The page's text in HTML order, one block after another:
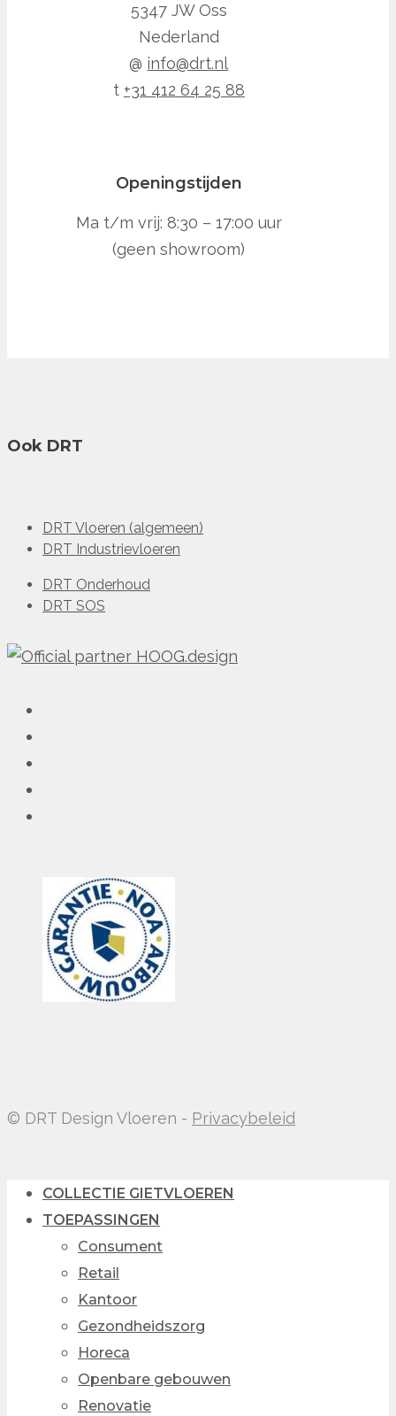
5347 JW Oss
Nederland
@ info@drt.nl
t +31 412 64 25 88
Openingstijden
Ma t/m vrij: 8:30 – 17:00 uur
(geen showroom)
Ook DRT
DRT Vloeren (algemeen)
DRT Industrievloeren
DRT Onderhoud
DRT SOS
© DRT Design Vloeren - Privacybeleid
COLLECTIE GIETVLOEREN
TOEPASSINGEN
Consument
Retail
Kantoor
Gezondheidszorg
Horeca
Openbare gebouwen
Renovatie